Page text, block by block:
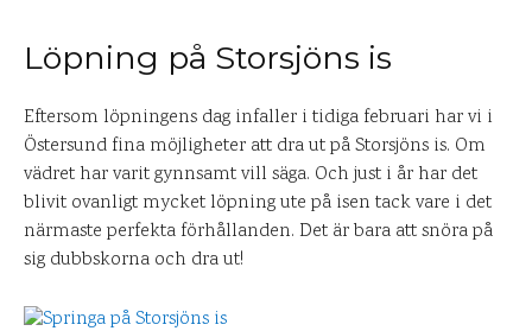
Löpning på Storsjöns is
Eftersom löpningens dag infaller i tidiga februari har vi i
Östersund fina möjligheter att dra ut på Storsjöns is. Om
vädret har varit gynnsamt vill säga. Och just i år har det
blivit ovanligt mycket löpning ute på isen tack vare i det
närmaste perfekta förhållanden. Det är bara att snöra på
sig dubbskorna och dra ut!